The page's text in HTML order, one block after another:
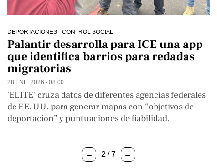
DEPORTACIONES CONTROL SOCIAL
Palantir desarrolla para ICE una app
que identifica barrios para redadas
migratorias
28 ENE. 2026 - 08:00
'ELITE' cruza datos de diferentes agencias federales
de EE. UU. para generar mapas con “objetivos de
deportación” y puntuaciones de fiabilidad.
← 2 / 7 →